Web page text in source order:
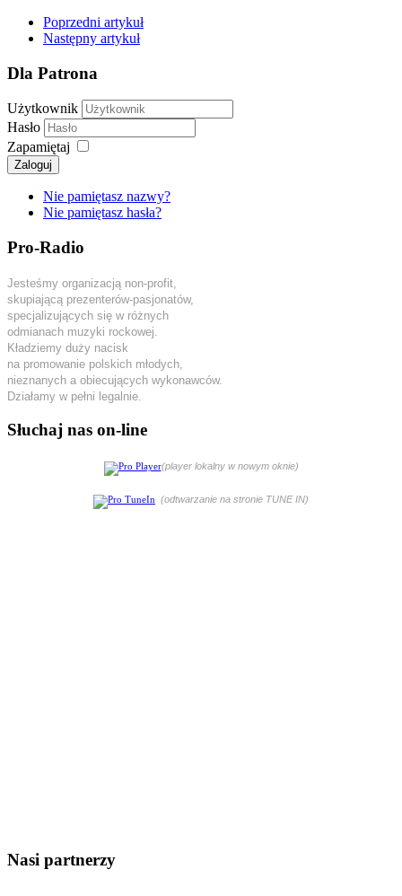
Poprzedni artykuł
Następny artykuł
Dla Patrona
Użytkownik
Hasło
Zapamiętaj
Zaloguj
Nie pamiętasz nazwy?
Nie pamiętasz hasła?
Pro-Radio
Jesteśmy organizacją non-profit,
skupiającą prezenterów-pasjonatów,
specjalizujących się w różnych
odmianach muzyki rockowej.
Kładziemy duży nacisk
na promowanie polskich młodych,
nieznanych a obiecujących wykonawców.
Działamy w pełni legalnie.
Słuchaj nas on-line
(player lokalny w nowym oknie)
(odtwarzanie na stronie TUNE IN)
Nasi partnerzy